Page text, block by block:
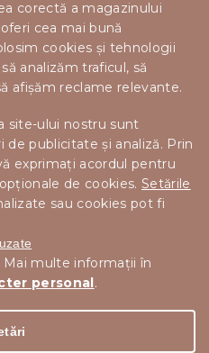
corectă a magazinului
cea mai bună
cookies și tehnologii
analizăm traficul, să
afișăm reclame relevante.
site-ului nostru sunt
publicitate și analiză. Prin
exprimați acordul pentru
de cookies. Setările
sau cookies pot fi
Mai multe informații în
personal.